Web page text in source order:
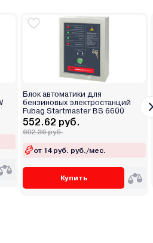
Блок автоматики для
бензиновых электростанций
Fubag Startmaster BS 6600
552.62 руб.
602.36 руб.
от 14 руб. руб./мес.
Купить